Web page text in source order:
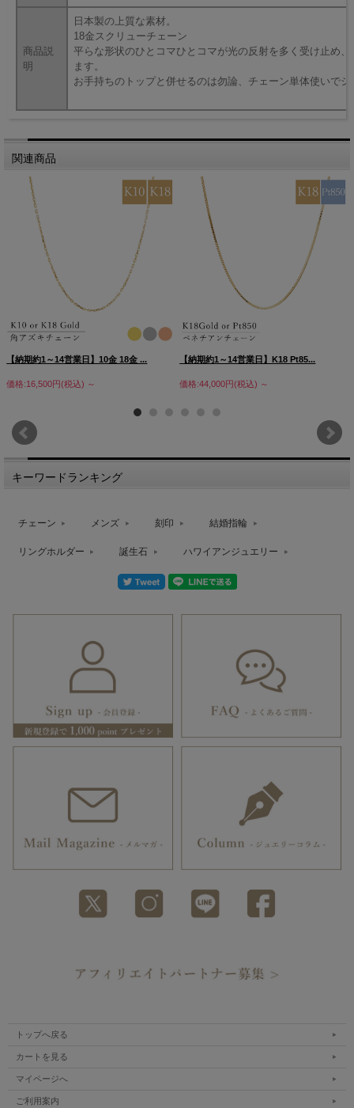
商品説
明
日本製の上質な素材。
18金スクリューチェーン
平らな形状のひとコマひとコマが光の反射を多く受け止め
ます。
お手持ちのトップと併せるのは勿論、チェーン単体使いで
関連商品
【納期約1～14営業日】10金 18金 ...
価格:16,500円(税込) ～
【納期約1～14営業日】K18 Pt85...
価格:44,000円(税込) ～
キーワードランキング
チェーン メンズ 刻印 結婚指輪
リングホルダー 誕生石 ハワイアンジュエリー
トップへ戻る
カートを見る
マイページへ
ご利用案内